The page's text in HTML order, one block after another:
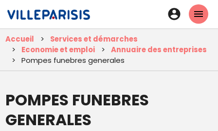
contenu
principal
En-
tête
-
Accueil
Services et démarches
Economie et emploi
Annuaire des entreprises
Pompes funebres generales
POMPES FUNEBRES
GENERALES